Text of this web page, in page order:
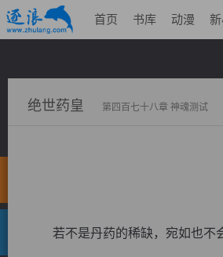
首页 书库 动漫
绝世药皇 第四百七十八章 神魂测试
若不是丹药的稀缺，宛如也不